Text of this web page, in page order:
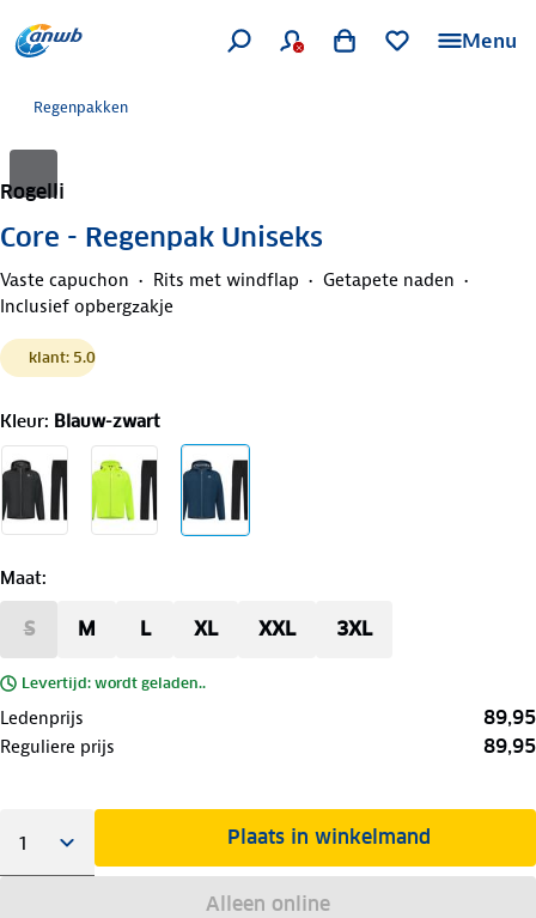
Menu
Regenpakken
Rogelli
Core - Regenpak Uniseks
Vaste capuchon Rits met windflap
Getapete naden
Inclusief opbergzakje
klant: 5.0
Kleur: Blauw-zwart
Maat:
S M L XL XXL 3XL
Levertijd: wordt geladen..
Ledenprijs 89,95
Reguliere prijs 89,95
Plaats in winkelmand
Alleen online